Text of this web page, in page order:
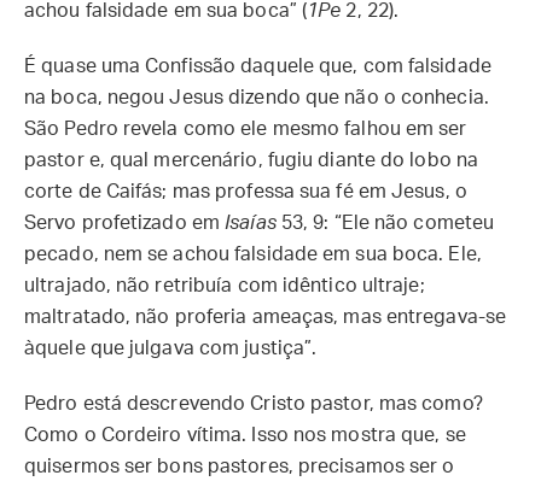
achou falsidade em sua boca” (1Pe 2, 22).
É quase uma Confissão daquele que, com falsidade
na boca, negou Jesus dizendo que não o conhecia.
São Pedro revela como ele mesmo falhou em ser
pastor e, qual mercenário, fugiu diante do lobo na
corte de Caifás; mas professa sua fé em Jesus, o
Servo profetizado em Isaías53, 9: “Ele não cometeu
pecado, nem se achou falsidade em sua boca. Ele,
ultrajado, não retribuía com idêntico ultraje;
maltratado, não proferia ameaças, mas entregava-se
àquele que julgava com justiça”.
Pedro está descrevendo Cristo pastor, mas como?
Como o Cordeiro vítima. Isso nos mostra que, se
quisermos ser bons pastores, precisamos ser o